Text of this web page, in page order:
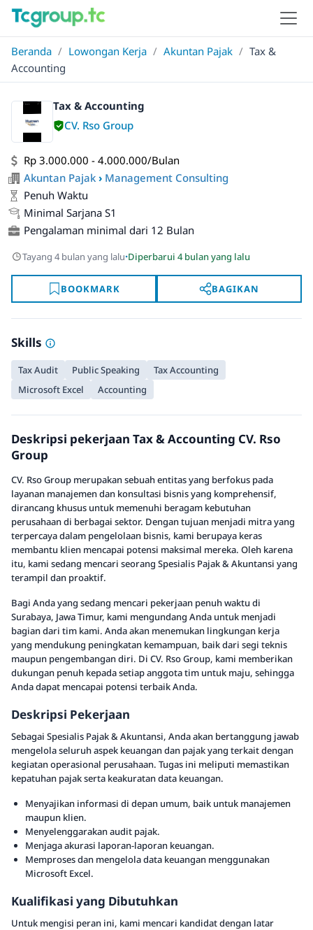
Beranda / Lowongan Kerja / Akuntan Pajak / Tax &
Accounting
Tax & Accounting
CV. Rso Group
Rp 3.000.000 - 4.000.000/Bulan
Akuntan Pajak › Management Consulting
Penuh Waktu
Minimal Sarjana S1
Pengalaman minimal dari 12 Bulan
Tayang 4 bulan yang lalu·Diperbarui 4 bulan yang lalu
BOOKMARK BAGIKAN
Skills
Tax Audit Public Speaking
Tax Accounting
Microsoft Excel
Accounting
Deskripsi pekerjaan Tax & Accounting CV. Rso
Group
CV. Rso Group merupakan sebuah entitas yang berfokus pada
layanan manajemen dan konsultasi bisnis yang komprehensif,
dirancang khusus untuk memenuhi beragam kebutuhan
perusahaan di berbagai sektor. Dengan tujuan menjadi mitra yang
terpercaya dalam pengelolaan bisnis, kami berupaya keras
membantu klien mencapai potensi maksimal mereka. Oleh karena
itu, kami sedang mencari seorang Spesialis Pajak & Akuntansi yang
terampil dan proaktif.
Bagi Anda yang sedang mencari pekerjaan penuh waktu di
Surabaya, Jawa Timur, kami mengundang Anda untuk menjadi
bagian dari tim kami. Anda akan menemukan lingkungan kerja
yang mendukung peningkatan kemampuan, baik dari segi teknis
maupun pengembangan diri. Di CV. Rso Group, kami memberikan
dukungan penuh kepada setiap anggota tim untuk maju, sehingga
Anda dapat mencapai potensi terbaik Anda.
Deskripsi Pekerjaan
Sebagai Spesialis Pajak & Akuntansi, Anda akan bertanggung jawab
mengelola seluruh aspek keuangan dan pajak yang terkait dengan
kegiatan operasional perusahaan. Tugas ini meliputi memastikan
kepatuhan pajak serta keakuratan data keuangan.
Menyajikan informasi di depan umum, baik untuk manajemen
maupun klien.
Menyelenggarakan audit pajak.
Menjaga akurasi laporan-laporan keuangan.
Memproses dan mengelola data keuangan menggunakan
Microsoft Excel.
Kualifikasi yang Dibutuhkan
Untuk mengisi peran ini, kami mencari kandidat dengan latar